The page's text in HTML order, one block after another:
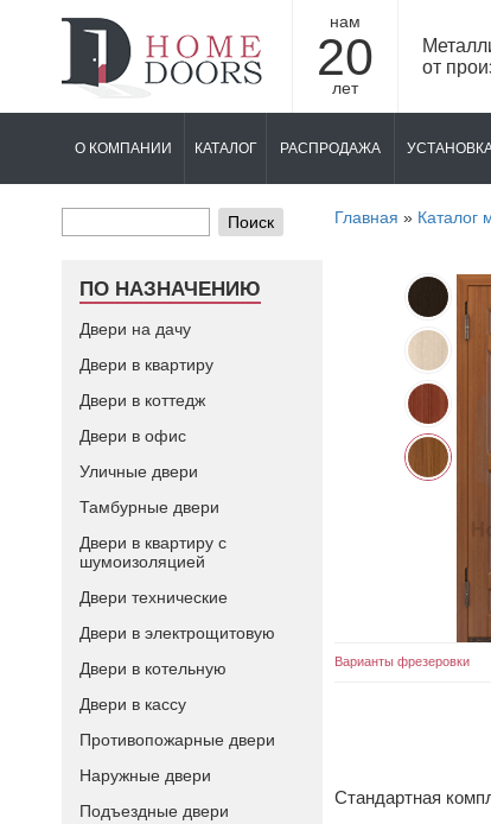
нам
20
лет
от
О КОМПАНИИ КАТАЛОГ РАСПРОДАЖА
Поиск
ПО НАЗНАЧЕНИЮ
Двери на дачу
Двери в квартиру
Двери в коттедж
Двери в офис
Уличные двери
Тамбурные двери
Двери в квартиру с
шумоизоляцией
Двери технические
Двери в электрощитовую
Двери в котельную
Двери в кассу
Противопожарные двери
Наружные двери
Подъездные двери
Главная » Каталог
Варианты фрезеровки
Стандартная